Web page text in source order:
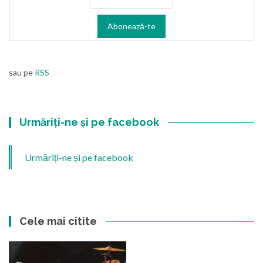
sau pe RSS
Urmăriți-ne și pe facebook
Urmăriți-ne și pe facebook
Cele mai citite